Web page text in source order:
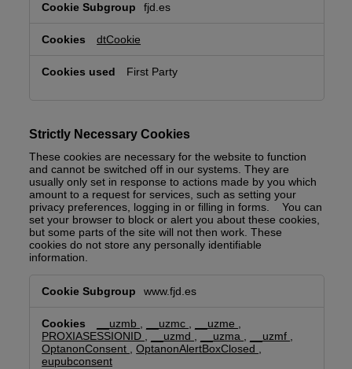
Cookies
fjd.es
dtCookie
First Party
Strictly Necessary Cookies
These cookies are necessary for the website to function
and cannot be switched off in our systems. They are
usually only set in response to actions made by you which
amount to a request for services, such as setting your
privacy preferences, logging in or filling in forms. You can
set your browser to block or alert you about these cookies,
but some parts of the site will not then work. These
cookies do not store any personally identifiable
information.
Necessary
www.fjd.es
__uzmb , __uzmc , __uzme ,
PROXIASESSIONID , __uzmd , __uzma , __uzmf ,
OptanonConsent ,OptanonAlertBoxClosed ,
eupubconsent